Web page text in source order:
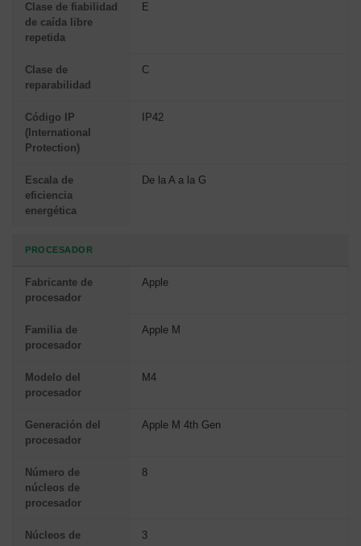
Clase de fiabilidad
de caída libre
repetida
E
Clase de
reparabilidad
C
Código IP
(International
Protection)
IP42
Escala de
eficiencia
energética
De la A a la G
PROCESADOR
Fabricante de
procesador
Apple
Familia de
procesador
Apple M
Modelo del
procesador
M4
Generación del
procesador
Apple M 4th Gen
Número de
núcleos de
procesador
8
Núcleos de
3